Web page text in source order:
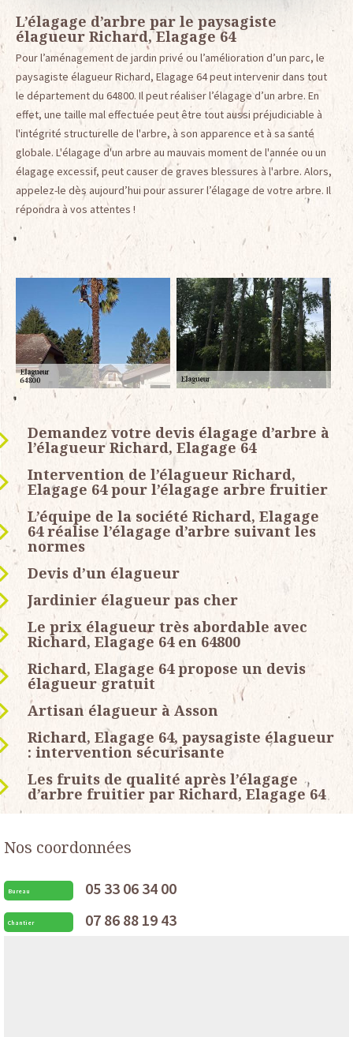
L’élagage d’arbre par le paysagiste
élagueur Richard, Elagage 64
Pour l’aménagement de jardin privé ou l’amélioration d’un parc, le
paysagiste élagueur Richard, Elagage 64 peut intervenir dans tout
le département du 64800. Il peut réaliser l’élagage d’un arbre. En
effet, une taille mal effectuée peut être tout aussi préjudiciable à
l'intégrité structurelle de l'arbre, à son apparence et à sa santé
globale. L'élagage d'un arbre au mauvais moment de l'année ou un
élagage excessif, peut causer de graves blessures à l'arbre. Alors,
appelez-le dès aujourd’hui pour assurer l’élagage de votre arbre. Il
répondra à vos attentes !
Demandez votre devis élagage d’arbre à
l’élagueur Richard, Elagage 64
Intervention de l’élagueur Richard,
Elagage 64 pour l’élagage arbre fruitier
L’équipe de la société Richard, Elagage
64 réalise l’élagage d’arbre suivant les
normes
Devis d’un élagueur
Jardinier élagueur pas cher
Le prix élagueur très abordable avec
Richard, Elagage 64 en 64800
Richard, Elagage 64 propose un devis
élagueur gratuit
Artisan élagueur à Asson
Richard, Elagage 64, paysagiste élagueur
: intervention sécurisante
Les fruits de qualité après l’élagage
d’arbre fruitier par Richard, Elagage 64
Nos coordonnées
Bureau 05 33 06 34 00
Chantier 07 86 88 19 43